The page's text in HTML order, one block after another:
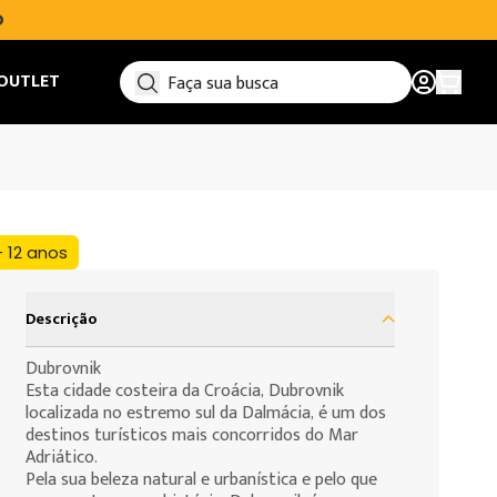
12 anos
Descrição
Dubrovnik
Esta cidade costeira da Croácia, Dubrovnik
localizada no estremo sul da Dalmácia, é um dos
destinos turísticos mais concorridos do Mar
Adriático.
Pela sua beleza natural e urbanística e pelo que